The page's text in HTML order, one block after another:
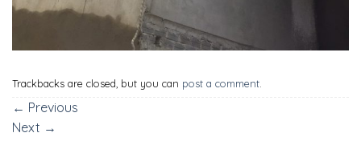
Trackbacks are closed, but you can post a comment
← Previous
Next →